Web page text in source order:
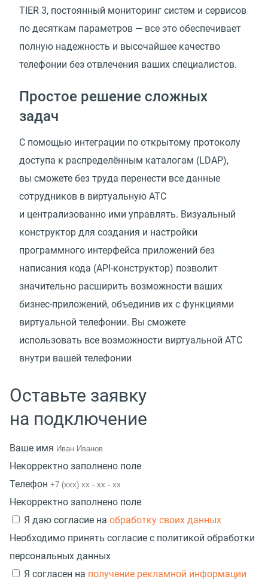
TIER 3, постоянный мониторинг систем и сервисов
по десяткам параметров — все это обеспечивает
полную надежность и высочайшее качество
телефонии без отвлечения ваших специалистов.
Простое решение сложных
задач
С помощью интеграции по открытому протоколу
доступа к распределённым каталогам (LDAP),
вы сможете без труда перенести все данные
сотрудников в виртуальную АТС
и централизованно ими управлять. Визуальный
конструктор для создания и настройки
программного интерфейса приложений без
написания кода (API-конструктор) позволит
значительно расширить возможности ваших
бизнес-приложений, объединив их с функциями
виртуальной телефонии. Вы сможете
использовать все возможности виртуальной АТС
внутри вашей телефонии
Оставьте заявку
на подключение
Ваше имя
Некорректно заполнено поле
Телефон
Некорректно заполнено поле
Я даю согласие на обработку своих данных
Необходимо принять согласие с политикой обработки
персональных данных
Я согласен на получение рекламной информации